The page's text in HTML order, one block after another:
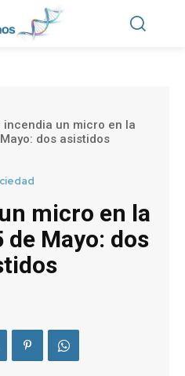
incendia un micro en la
dos asistidos
micro en la
Mayo: dos